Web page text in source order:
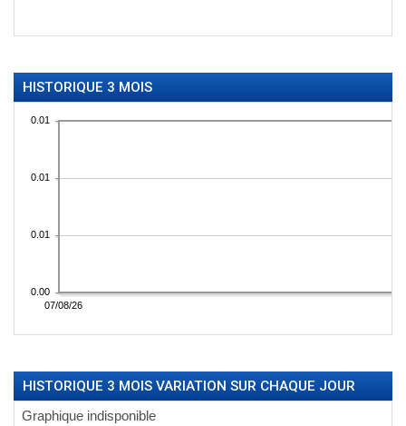
HISTORIQUE 3 MOIS
HISTORIQUE 3 MOIS VARIATION SUR CHAQUE JOUR